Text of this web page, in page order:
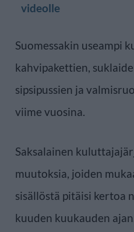
videolle
Suomessakin useampi
kahvipakettien,
sipsipussien ja
viime vuosina.
Saksalainen
muutoksia, joiden
sisällöstä pitäisi kertoa
kuuden kuukauden